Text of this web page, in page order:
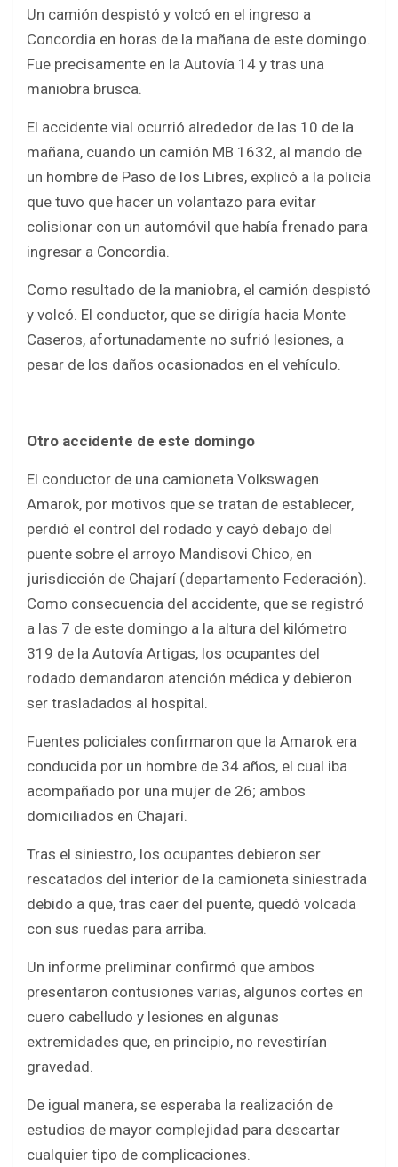
ce
b
o
k
tt
er
at
s
A
p
ar
e
Un camión despistó y volcó en el ingreso a
Concordia en horas de la mañana de este domingo.
Fue precisamente en la Autovía 14 y tras una
maniobra brusca.
El accidente vial ocurrió alrededor de las 10 de la
mañana, cuando un camión MB 1632, al mando de
un hombre de Paso de los Libres, explicó a la policía
que tuvo que hacer un volantazo para evitar
colisionar con un automóvil que había frenado para
ingresar a Concordia.
Como resultado de la maniobra, el camión despistó
y volcó. El conductor, que se dirigía hacia Monte
Caseros, afortunadamente no sufrió lesiones, a
pesar de los daños ocasionados en el vehículo.
Otro accidente de este domingo
El conductor de una camioneta Volkswagen
Amarok, por motivos que se tratan de establecer,
perdió el control del rodado y cayó debajo del
puente sobre el arroyo Mandisovi Chico, en
jurisdicción de Chajarí (departamento Federación).
Como consecuencia del accidente, que se registró
a las 7 de este domingo a la altura del kilómetro
319 de la Autovía Artigas, los ocupantes del
rodado demandaron atención médica y debieron
ser trasladados al hospital.
Fuentes policiales confirmaron que la Amarok era
conducida por un hombre de 34 años, el cual iba
acompañado por una mujer de 26; ambos
domiciliados en Chajarí.
Tras el siniestro, los ocupantes debieron ser
rescatados del interior de la camioneta siniestrada
debido a que, tras caer del puente, quedó volcada
con sus ruedas para arriba.
Un informe preliminar confirmó que ambos
presentaron contusiones varias, algunos cortes en
cuero cabelludo y lesiones en algunas
extremidades que, en principio, no revestirían
gravedad.
De igual manera, se esperaba la realización de
estudios de mayor complejidad para descartar
cualquier tipo de complicaciones.